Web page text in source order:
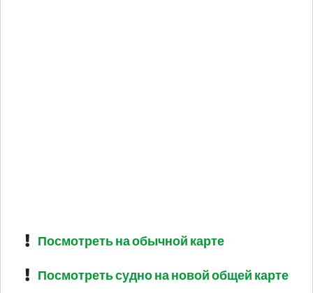
Посмотреть на обычной карте
Посмотреть судно на новой общей карте